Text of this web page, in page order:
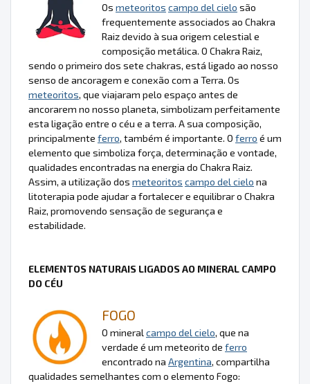
Os meteoritos campo del cielo são
frequentemente associados ao Chakra
Raiz devido à sua origem celestial e
composição metálica. O Chakra Raiz,
sendo o primeiro dos sete chakras, está ligado ao nosso
senso de ancoragem e conexão com a Terra. Os
meteoritos, que viajaram pelo espaço antes de
ancorarem no nosso planeta, simbolizam perfeitamente
esta ligação entre o céu e a terra. A sua composição,
principalmente ferro, também é importante. O ferro é um
elemento que simboliza força, determinação e vontade,
qualidades encontradas na energia do Chakra Raiz.
Assim, a utilização dos meteoritos campo del cielo na
litoterapia pode ajudar a fortalecer e equilibrar o Chakra
Raiz, promovendo sensação de segurança e
estabilidade.
ELEMENTOS NATURAIS LIGADOS AO MINERAL CAMPO
DO CÉU
FOGO
O mineralcampo del cielo, que na
verdade é um meteorito de ferro
encontrado na Argentina, compartilha
qualidades semelhantes com o elemento Fogo: